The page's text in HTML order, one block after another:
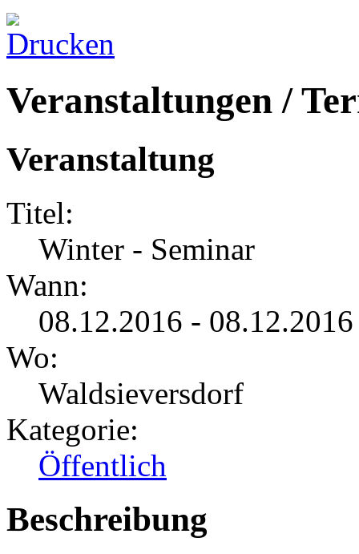
Veranstaltungen /
Veranstaltung
Titel:
Winter - Seminar
Wann:
08.12.2016 -
Wo:
Waldsieversdorf
Kategorie:
Öffentlich
Beschreibung